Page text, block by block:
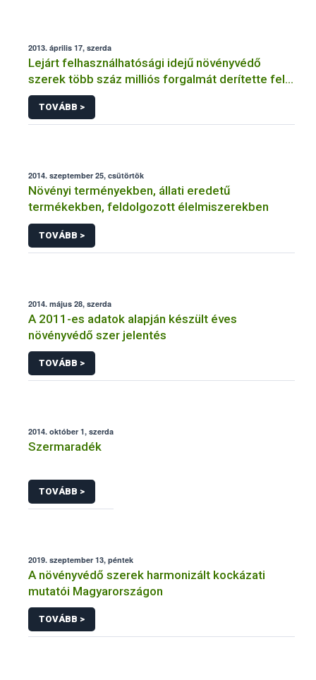
2013. április 17, szerda
Lejárt felhasználhatósági idejű növényvédő
szerek több száz milliós forgalmát derítette fel a
NÉBIH
TOVÁBB >
2014. szeptember 25, csütörtök
Növényi terményekben, állati eredetű
termékekben, feldolgozott élelmiszerekben
TOVÁBB >
2014. május 28, szerda
A 2011-es adatok alapján készült éves
növényvédő szer jelentés
TOVÁBB >
2014. október 1, szerda
Szermaradék
TOVÁBB >
2019. szeptember 13, péntek
A növényvédő szerek harmonizált kockázati
mutatói Magyarországon
TOVÁBB >